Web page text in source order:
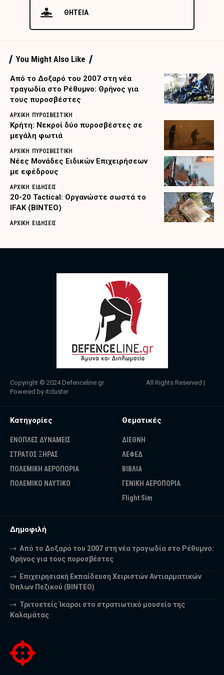
ΘΗΤΕΙΑ
You Might Also Like
Από το Δοξαρό του 2007 στη νέα
τραγωδία στο Ρέθυμνο: Θρήνος για
τους πυροσβέστες
ΑΡΧΙΚΗ ΠΥΡΟΣΒΕΣΤΙΚΗ
Κρήτη: Νεκροί δύο πυροσβέστες σε
μεγάλη φωτιά
ΑΡΧΙΚΗ ΠΥΡΟΣΒΕΣΤΙΚΗ
Nέες Μονάδες Ειδικών Επιχειρήσεων
με εφέδρους
ΑΡΧΙΚΗ ΕΙΔΗΣΕΙΣ
20-20 Tactical: Οργανώστε σωστά το
IFAK (ΒΙΝΤΕΟ)
ΑΡΧΙΚΗ ΕΙΔΗΣΕΙΣ
Copyright © 2024 Defenceline.gr All Rights Reserved |
Powered by itcluster
Κατηγορίες
ΕΝΟΠΛΕΣ ΔΥΝΑΜΕΙΣ
ΣΤΡΑΤΟΣ ΞΗΡΑΣ
ΠΟΛΕΜΙΚΗ ΑΕΡΟΠΟΡΙΑ
ΠΟΛΕΜΙΚΟ ΝΑΥΤΙΚΟ
Θεματικές
ΔΙΕΘΝΗ
ΛΕΦΕΔ
ΒΙΒΛΙΑ
ΓΕΝΙΚΗ ΑΕΡΟΠΟΡΙΑ
Flight Sim
Δημοφιλή
Από το Δοξαρό του 2007 στη νέα τραγωδία στο Ρέθυμνο:
Θρήνος για τους πυροσβέστες
Επιχειρησιακή Εκπαίδευση Χειριστών Αντιαρματικών
Όπλων Πεζικού (ΒΙΝΤΕΟ)
Τριτοετείς Ίκαροι στο στρατιωτικό μουσείο της
Καλαμάτας